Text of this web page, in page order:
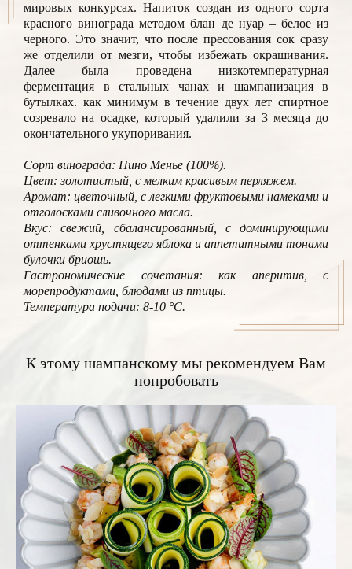
мировых конкурсах. Напиток создан из одного сорта
красного винограда методом блан де нуар – белое из
черного. Это значит, что после прессования сок сразу
же отделили от мезги, чтобы избежать окрашивания.
Далее была проведена низкотемпературная
ферментация в стальных чанах и шампанизация в
бутылках. как минимум в течение двух лет спиртное
созревало на осадке, который удалили за 3 месяца до
окончательного укупоривания.
Сорт винограда: Пино Менье (100%).
Цвет: золотистый, с мелким красивым перляжем.
Аромат: цветочный, с легкими фруктовыми намеками и
отголосками сливочного масла.
Вкус: свежий, сбалансированный, с доминирующими
оттенками хрустящего яблока и аппетитными тонами
булочки бриошь.
Гастрономические сочетания: как аперитив, с
морепродуктами, блюдами из птицы.
Температура подачи: 8-10 °С.
К этому шампанскому мы рекомендуем Вам
попробовать